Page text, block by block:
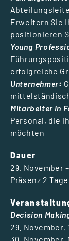
Erweitern Sie
positionieren
Young
erfolgreiche
Unternehmer:
Mitarbeiter in
Personal, die
möchten
Dauer
29. November
Präsenz 2 Tage
Decision
29. November,
30. November,